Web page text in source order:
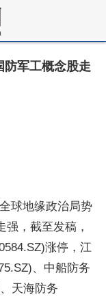
防军工概念股走
球地缘政治局势
，截至发稿，
涨停，江
、中船防务
天海防务